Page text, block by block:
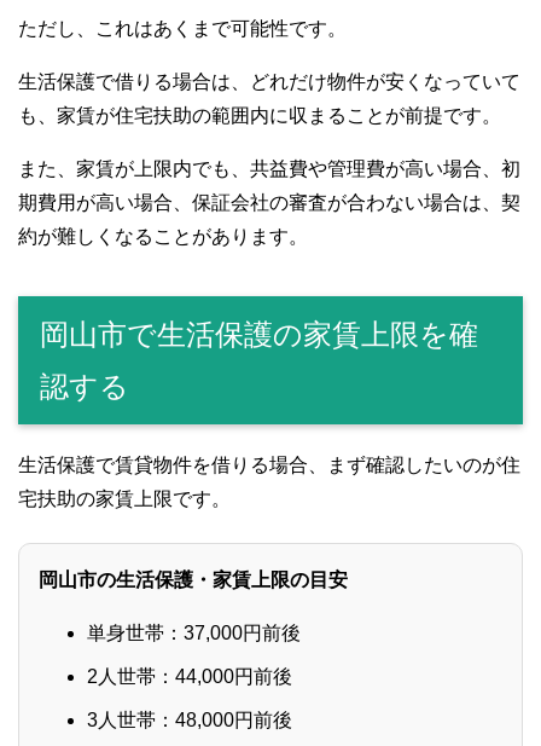
ただし、これはあくまで可能性です。
生活保護で借りる場合は、どれだけ物件が安くなっていて
も、家賃が住宅扶助の範囲内に収まることが前提です。
また、家賃が上限内でも、共益費や管理費が高い場合、初
期費用が高い場合、保証会社の審査が合わない場合は、契
約が難しくなることがあります。
岡山市で生活保護の家賃上限を確
認する
生活保護で賃貸物件を借りる場合、まず確認したいのが住
宅扶助の家賃上限です。
岡山市の生活保護・家賃上限の目安
単身世帯：37,000円前後
2人世帯：44,000円前後
3人世帯：48,000円前後